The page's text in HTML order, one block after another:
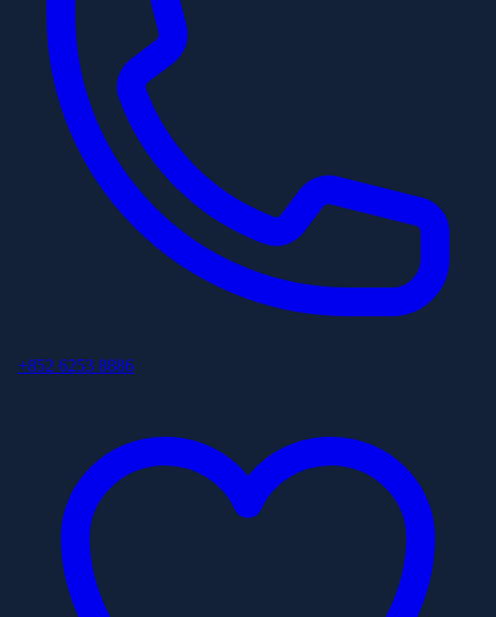
+852 6253 8886